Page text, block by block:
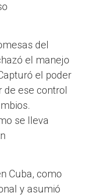
del
el manejo
el poder
de ese control
se lleva
Cuba, como
y asumió